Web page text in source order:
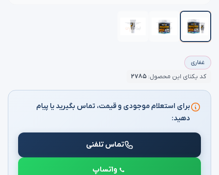
غفاری
کد یکتای این محصول: ۲۷۸۵
برای استعلام موجودی و قیمت، تماس بگیرید یا پیام
دهید:
تماس تلفنی
واتساپ